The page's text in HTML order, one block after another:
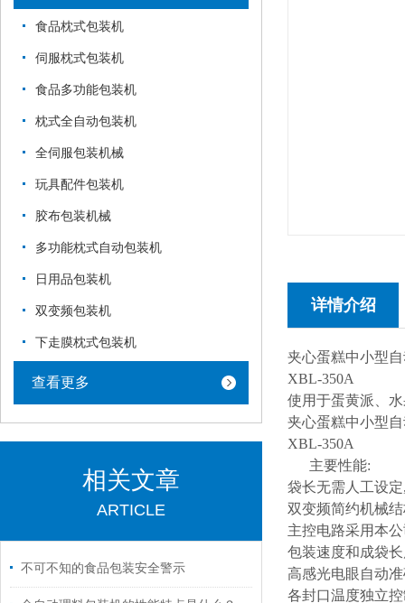
食品枕式包装机
伺服枕式包装机
食品多功能包装机
枕式全自动包装机
全伺服包装机械
玩具配件包装机
胶布包装机械
多功能枕式自动包装机
日用品包装机
双变频包装机
下走膜枕式包装机
查看更多
相关文章
ARTICLE
不可不知的食品包装安全警示
详情介绍
夹心蛋糕中小型
XBL-350A
使用于蛋黄派、
夹心蛋糕中小型
XBL-350A
主要性能:
袋长无需人工设
双变频简约机械
主控电路采用本
包装速度和成袋
高感光电眼自动
各封口温度独立